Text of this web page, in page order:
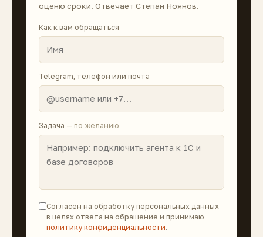
оценю сроки. Отвечает Степан Ноянов.
Как к вам обращаться
Telegram, телефон или почта
Задача — по желанию
Согласен на обработку персональных данных
в целях ответа на обращение и принимаю
политику конфиденциальности.